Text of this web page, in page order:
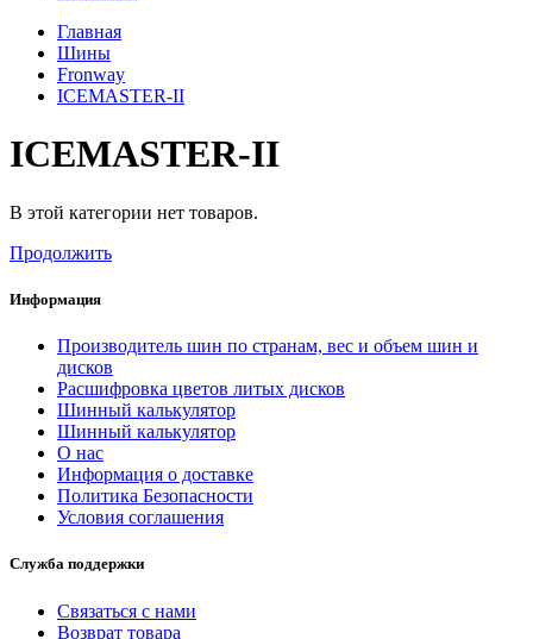
Главная
Шины
Fronway
ICEMASTER-II
ICEMASTER-II
В этой категории нет товаров.
Продолжить
Информация
Производитель шин по странам, вес и объем шин и
дисков
Расшифровка цветов литых дисков
Шинный калькулятор
Шинный калькулятор
О нас
Информация о доставке
Политика Безопасности
Условия соглашения
Служба поддержки
Связаться с нами
Возврат товара